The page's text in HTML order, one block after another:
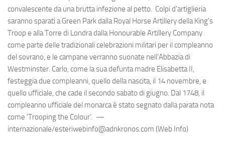
convalescente da una brutta infezione al petto. Colpi d'artiglieria
saranno sparati a Green Park dalla Royal Horse Artillery della King's
Troop e alla Torre di Londra dalla Honourable Artillery Company
come parte delle tradizionali celebrazioni militari per il compleanno
del sovrano, e le campane verranno suonate nell'Abbazia di
Westminster. Carlo, come la sua defunta madre Elisabetta II,
festeggia due compleanni, quello della nascita, il 14 novembre, e
quello ufficiale, che cade il secondo sabato di giugno. Dal 1748, il
compleanno ufficiale del monarca è stato segnato dalla parata nota
come 'Trooping the Colour'. —
internazionale/esteriwebinfo@adnkronos.com (Web Info)